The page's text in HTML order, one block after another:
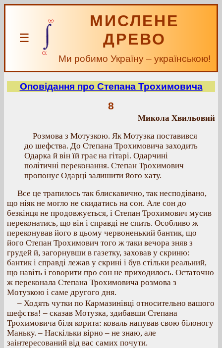
☰
МИСЛЕНЕ
ДРЕВО
Ми робимо Україну – українською!
Оповідання про Степана Трохимовича
8
Микола Хвильовий
Розмова з Мотузкою. Як Мотузка поставився
до шефства. До Степана Трохимовича заходить
Одарка й він їй грає на гітарі. Одарчині
політичні переконання. Степан Трохимович
пропонує Одарці залишити його хату.
Все це трапилось так блискавично, так несподівано,
що ніяк не могло не скидатись на сон. Але сон до
безкінця не продовжується, і Степан Трохимович мусив
переконатись, що він і справді не спить. Особливо ж
переконував його в цьому червоненький бантик, що
його Степан Трохимович того ж таки вечора зняв з
грудей й, загорнувши в газетку, заховав у скриню:
бантик і справді лежав у скрині і був стільки реальний,
що навіть і говорити про сон не приходилось. Остаточно
ж переконала Степана Трохимовича розмова з
Мотузкою і саме другого дня.
– Ходять чутки по Кармазинівці относительно вашого
шефства! – сказав Мотузка, здибавши Степана
Трохимовича біля корита: коваль напував свою білоногу
Маньку. – Наскільки вірно – не знаю, але
заінтересований від вас самих почути.